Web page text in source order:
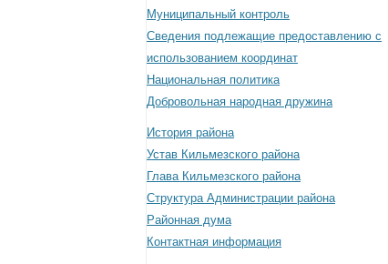
Муниципальный контроль
Сведения подлежащие предоставлению с
использованием координат
Национальная политика
Добровольная народная дружина
История района
Устав Кильмезского района
Глава Кильмезского района
Структура Администрации района
Районная дума
Контактная информация